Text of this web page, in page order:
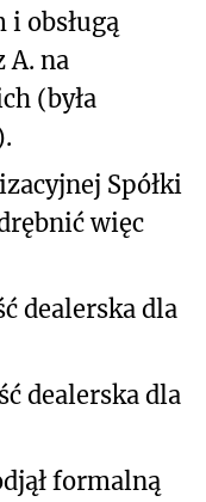
obsługą
A. na
(była
Spółki
więc
dealerska dla
dealerska dla
formalną